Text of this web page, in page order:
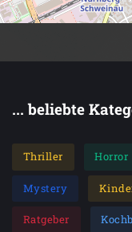
... beliebte
Thriller Horror
Mystery
Ratgeber